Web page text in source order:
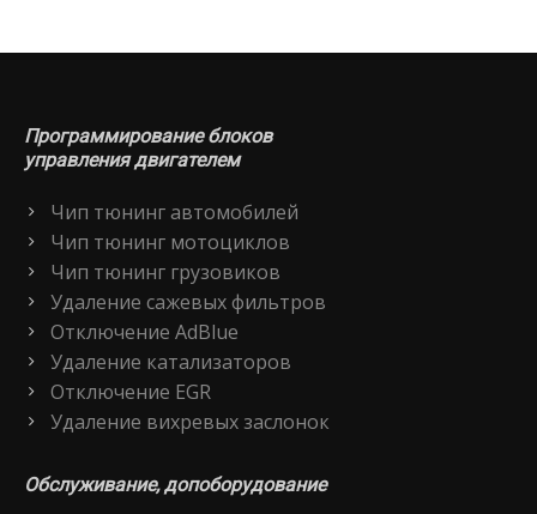
Программирование блоков
управления двигателем
Чип тюнинг автомобилей
Чип тюнинг мотоциклов
Чип тюнинг грузовиков
Удаление сажевых фильтров
Отключение AdBlue
Удаление катализаторов
Отключение EGR
Удаление вихревых заслонок
Обслуживание, допоборудование